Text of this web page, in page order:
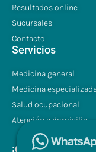
Resultados online
Sucursales
Contacto
Servicios
Medicina general
Medicina
Salud ocupacional
Atención a domicilio
¡Contáctenos!